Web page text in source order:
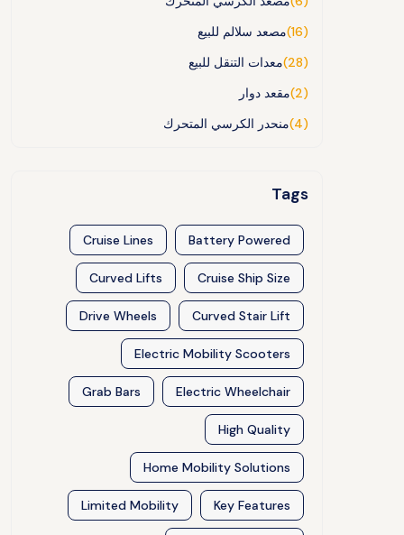
مصعد سلالم للبيع
(16)
معدات التنقل للبيع
(28)
مقعد دوار
(2)
منحدر الكرسي المتحرك
(4)
Tags
Battery Powered
Cruise Lines
Cruise Ship Size
Curved Lifts
Curved Stair Lift
Drive Wheels
Electric Mobility Scooters
Electric Wheelchair
Grab Bars
High Quality
Home Mobility Solutions
Key Features
Limited Mobility